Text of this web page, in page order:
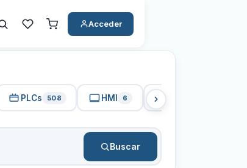
Acceder
PLCs 508 HMI 6
Buscar